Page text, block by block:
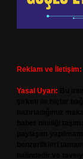
Reklam ve İletişim:
Yasal Uyarı: